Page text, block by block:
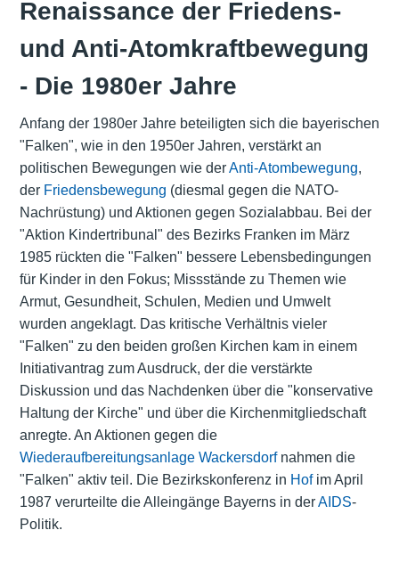
Renaissance der Friedens-
und Anti-Atomkraftbewegung
- Die 1980er Jahre
Anfang der 1980er Jahre beteiligten sich die bayerischen
"Falken", wie in den 1950er Jahren, verstärkt an
politischen Bewegungen wie derAnti-Atombewegung,
der Friedensbewegung (diesmal gegen die NATO-
Nachrüstung) und Aktionen gegen Sozialabbau. Bei der
"Aktion Kindertribunal" des Bezirks Franken im März
1985 rückten die "Falken" bessere Lebensbedingungen
für Kinder in den Fokus; Missstände zu Themen wie
Armut, Gesundheit, Schulen, Medien und Umwelt
wurden angeklagt. Das kritische Verhältnis vieler
"Falken" zu den beiden großen Kirchen kam in einem
Initiativantrag zum Ausdruck, der die verstärkte
Diskussion und das Nachdenken über die "konservative
Haltung der Kirche" und über die Kirchenmitgliedschaft
anregte. An Aktionen gegen die
Wiederaufbereitungsanlage Wackersdorfnahmen die
"Falken" aktiv teil. Die Bezirkskonferenz in Hofim April
1987 verurteilte die Alleingänge Bayerns in derAIDS-
Politik.